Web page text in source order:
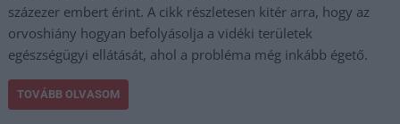
százezer embert érint. A cikk részletesen kitér arra, hogy az
orvoshiány hogyan befolyásolja a vidéki területek
egészségügyi ellátását, ahol a probléma még inkább égető.
TOVÁBB OLVASOM